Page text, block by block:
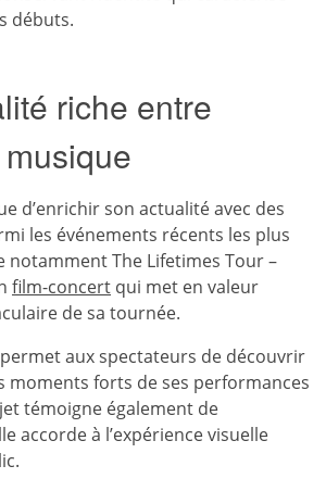
débuts.
riche entre
d’enrichir son actualité avec des
les événements récents les plus
notamment The Lifetimes Tour –
film-concert qui met en valeur
de sa tournée.
aux spectateurs de découvrir
moments forts de ses performances
témoigne également de
accorde à l’expérience visuelle